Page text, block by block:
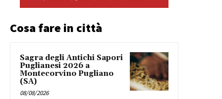
Cosa fare in città
Sagra degli Antichi Sapori
Puglianesi 2026 a
Montecorvino Pugliano
(SA)
08/08/2026